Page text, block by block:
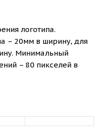
логотипа.
– 20мм в ширину, для
Минимальный
– 80 пикселей в